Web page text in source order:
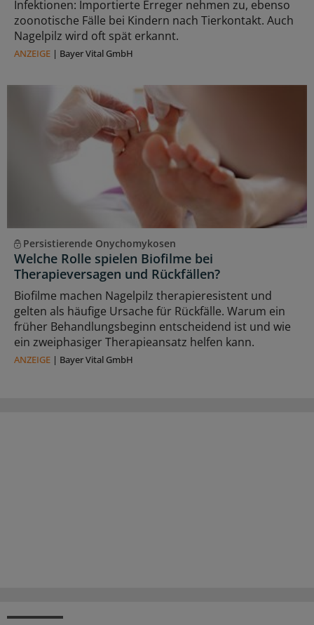
Infektionen: Importierte Erreger nehmen zu, ebenso
zoonotische Fälle bei Kindern nach Tierkontakt. Auch
Nagelpilz wird oft spät erkannt.
ANZEIGE | Bayer Vital GmbH
Persistierende Onychomykosen
Welche Rolle spielen Biofilme bei
Therapieversagen und Rückfällen?
Biofilme machen Nagelpilz therapieresistent und
gelten als häufige Ursache für Rückfälle. Warum ein
früher Behandlungsbeginn entscheidend ist und wie
ein zweiphasiger Therapieansatz helfen kann.
ANZEIGE | Bayer Vital GmbH